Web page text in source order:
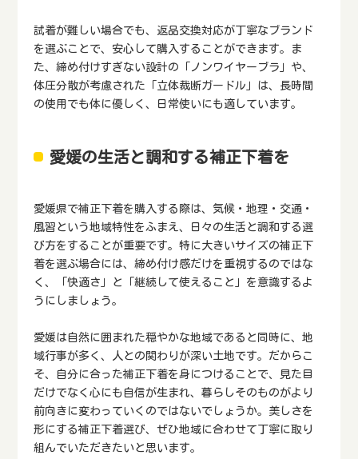
試着が難しい場合でも、返品交換対応が丁寧なブランド
を選ぶことで、安心して購入することができます。ま
た、締め付けすぎない設計の「ノンワイヤーブラ」や、
体圧分散が考慮された「立体裁断ガードル」は、長時間
の使用でも体に優しく、日常使いにも適しています。
愛媛の生活と調和する補正下着を
愛媛県で補正下着を購入する際は、気候・地理・交通・
風習という地域特性をふまえ、日々の生活と調和する選
び方をすることが重要です。特に大きいサイズの補正下
着を選ぶ場合には、締め付け感だけを重視するのではな
く、「快適さ」と「継続して使えること」を意識するよ
うにしましょう。
愛媛は自然に囲まれた穏やかな地域であると同時に、地
域行事が多く、人との関わりが深い土地です。だからこ
そ、自分に合った補正下着を身につけることで、見た目
だけでなく心にも自信が生まれ、暮らしそのものがより
前向きに変わっていくのではないでしょうか。美しさを
形にする補正下着選び、ぜひ地域に合わせて丁寧に取り
組んでいただきたいと思います。